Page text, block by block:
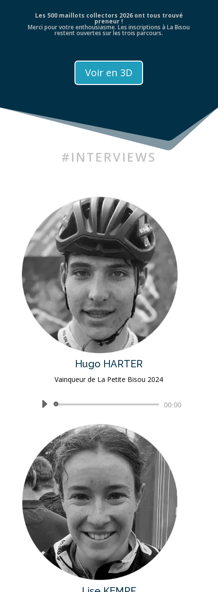
Les 500 maillots collectors 2026 ont tous trouvé
preneur !
Merci pour votre enthousiasme. Les inscriptions à La Bisou
restent ouvertes sur les trois parcours.
Voir en 3D
#INTERVIEWS
Hugo HARTER
Vainqueur de La Petite Bisou 2024
Lecteur
00:00